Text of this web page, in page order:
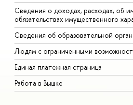
Сведения о доходах, расходах, об
обязательствах имущественного
Сведения об образовательной
Людям с ограниченными
Единая платежная страница
Работа в Вышке